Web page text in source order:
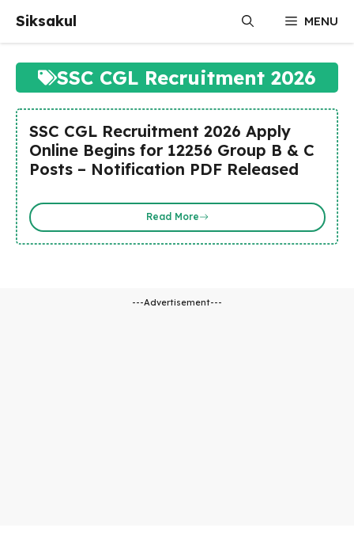
content
Siksakul MENU
SSC CGL Recruitment 2026
SSC CGL Recruitment 2026 Apply
Online Begins for 12256 Group B & C
Posts – Notification PDF Released
Read More
---Advertisement---